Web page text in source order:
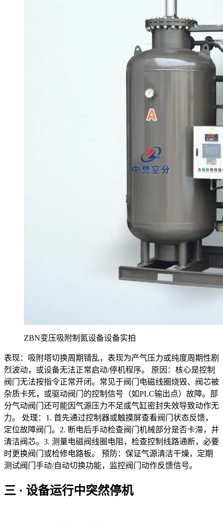
ZBN变压吸附制氮设备设备实拍
表现：吸附塔切换周期错乱，表现为产气压力或纯度周期性剧
烈波动，或设备无法正常启动/停机程序。 原因：核心是控制
阀门无法按指令正常开闭。常见于阀门电磁线圈烧毁、阀芯被
杂质卡死，或驱动阀门的控制信号（如PLC输出点）故障。部
分气动阀门还可能因气源压力不足或气缸密封失效导致动作无
力。 处理：1. 首先通过控制器或触摸屏查看阀门状态反馈，
定位故障阀门。2. 断电后手动检查阀门机械部分是否卡滞，并
清洁阀芯。3. 测量电磁阀线圈电阻，检查控制线路通断，必要
时更换阀门或检修电路板。 预防：保证气源清洁干燥，定期
测试阀门手动/自动切换功能，监控阀门动作反馈信号。
三 · 设备运行中突然停机